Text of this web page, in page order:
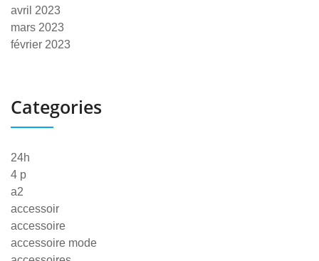
avril 2023
mars 2023
février 2023
Categories
24h
4 p
a2
accessoir
accessoire
accessoire mode